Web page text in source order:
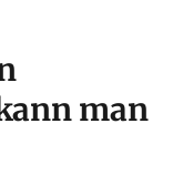
man